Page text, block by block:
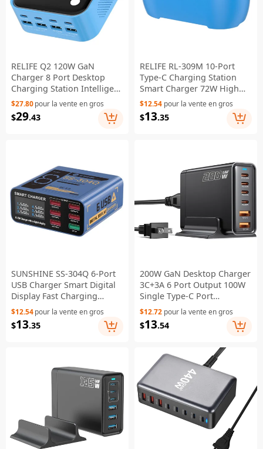
RELIFE Q2 120W GaN
Charger 8 Port Desktop
Charging Station Intelligent
Charging Protection - Blue
$27.80pour la vente en gros
$29.43
RELIFE RL-309M 10-Port
Type-C Charging Station
Smart Charger 72W High
Power for Multi-Device - EU
Plug
$12.54 pour la vente en gros
$13.35
SUNSHINE SS-304Q 6-Port
USB Charger Smart Digital
Display Fast Charging
Desktop Charging Station -
$12.54pour la vente en gros
$13.35
200W GaN Desktop Charger
3C+3A 6 Port Output 100W
Single Type-C Port
Charging Station for
Phones Tablets - Black / US
Plug
$12.72 pour la vente en gros
$13.54